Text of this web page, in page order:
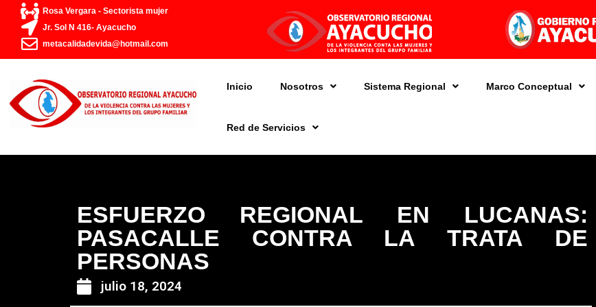
contenido
Rosa Vergara - Sectorista mujer
Jr. Sol N 416- Ayacucho
metacalidadevida@hotmail.com
Inicio Nosotros Sistema Regional Marco Conceptual
Red de Servicios
ESFUERZO REGIONAL EN LUCANAS:
PASACALLE CONTRA LA TRATA DE
PERSONAS
julio 18, 2024